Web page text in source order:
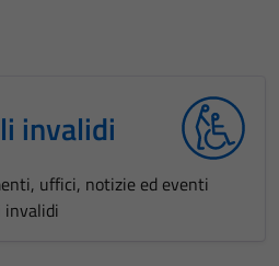
invalidi
uffici, notizie ed eventi
invalidi